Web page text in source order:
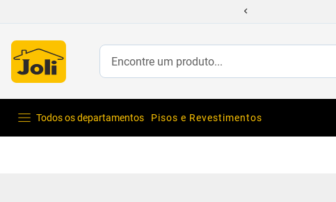
Encontre um produto...
Todos os departamentos Pisos e Revestimentos